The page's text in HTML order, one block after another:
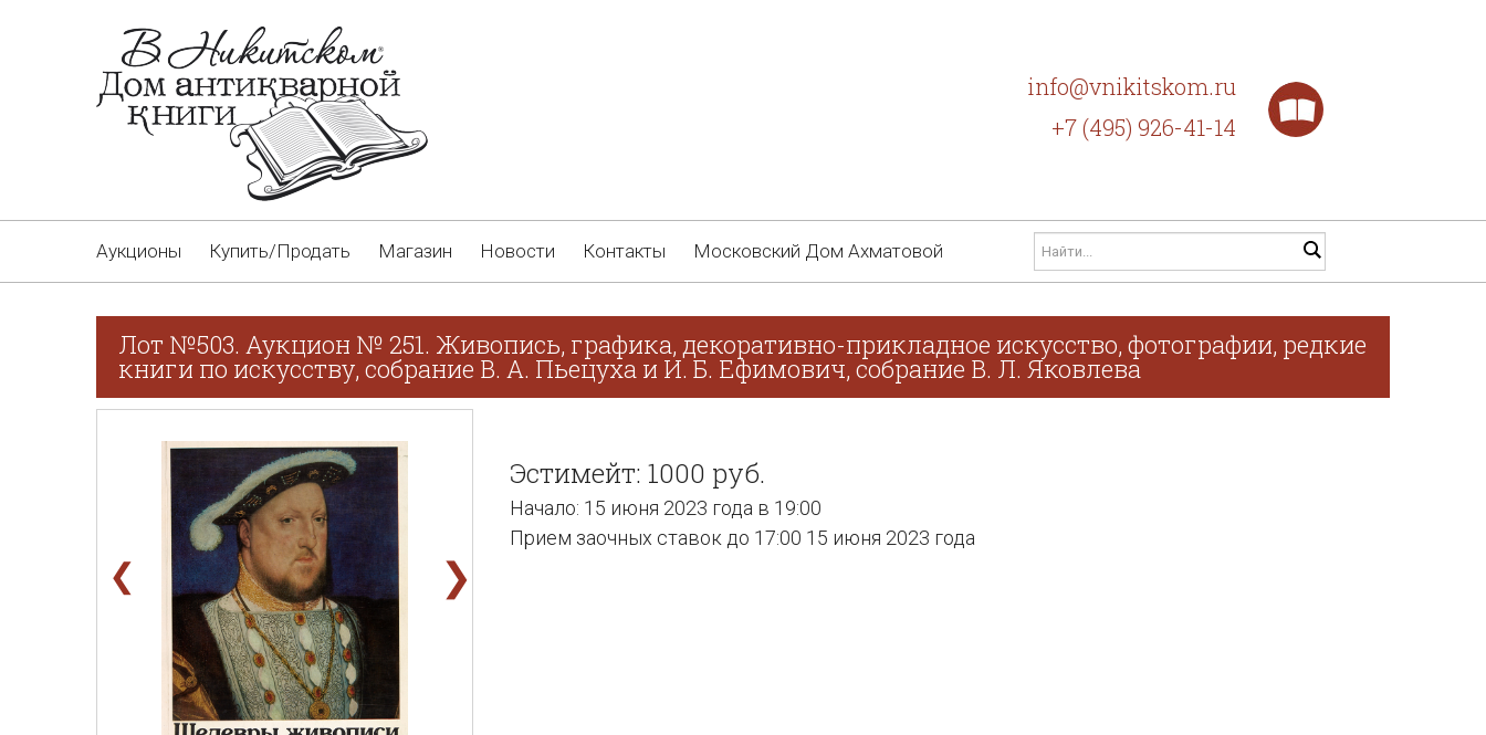
info@vnikitskom.ru
+7 (495) 926-41-14
Аукционы Купить/Продать Магазин Новости Контакты Московский Дом Ахматовой
Лот №503. Аукцион № 251. Живопись, графика, декоративно-прикладное искусство, фотографии, редкие
книги по искусству, собрание В. А. Пьецуха и И. Б. Ефимович, собрание В. Л. Яковлева
❮ ❯
Эстимейт: 1000 руб.
Начало: 15 июня 2023 года в 19:00
Прием заочных ставок до 17:00 15 июня 2023 года